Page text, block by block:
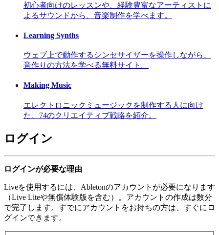
初心者向けのレッスンや、経験豊富なアーティストに
よるサウンドから、音楽制作を学べます。
Learning Synths
ウェブ上で動作するシンセサイザーを操作しながら、
音作りの方法を学べる無料サイト。
Making Music
エレクトロニックミュージックを制作する人に向け
た、74のクリエイティブ戦略を紹介。
ログイン
ログインが必要な理由
Liveを使用するには、Abletonのアカウントが必要になります
（Live Liteや無償体験版を含む）。アカウントの作成は数分
で完了します。すでにアカウントをお持ちの方は、すぐにロ
グインできます。